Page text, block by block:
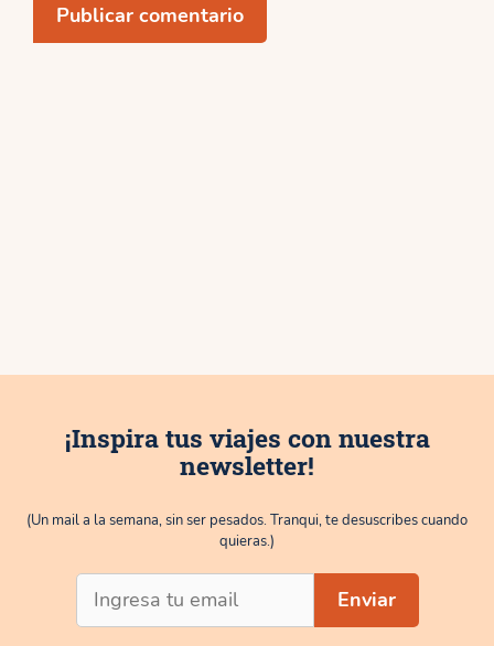
¡Inspira tus viajes con nuestra
newsletter!
(Un mail a la semana, sin ser pesados. Tranqui, te desuscribes cuando
quieras.)